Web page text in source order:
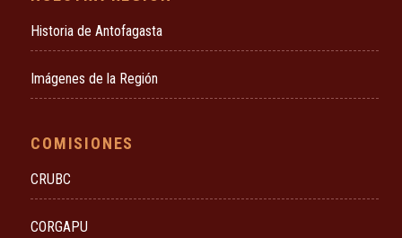
Historia de Antofagasta
Imágenes de la Región
COMISIONES
CRUBC
CORGAPU